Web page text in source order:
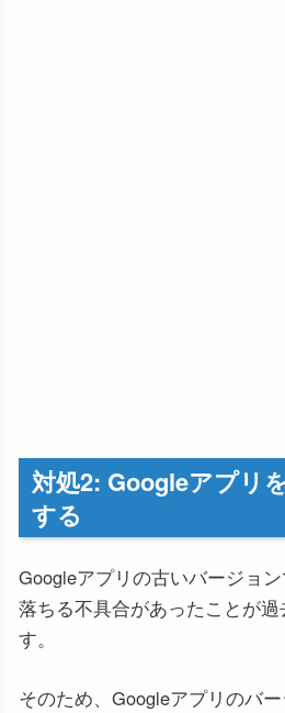
対処2: Googleアプリ
する
Googleアプリの古いバージョ
落ちる不具合があったことが
す。
そのため、Googleアプリのバー